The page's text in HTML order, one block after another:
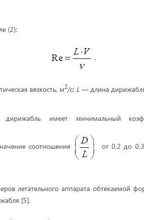
(2):
,
вязкость, м2/с; L — длина
дирижабль имеет минимальный
соотношения от 0,2 до
летательного аппарата обтекаемой
[5].